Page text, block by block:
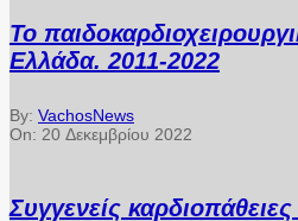
Το
Ελλάδα. 2011-2022
By: VachosNews
On: 20 Δεκεμβρίου 2022
Συγγενείς